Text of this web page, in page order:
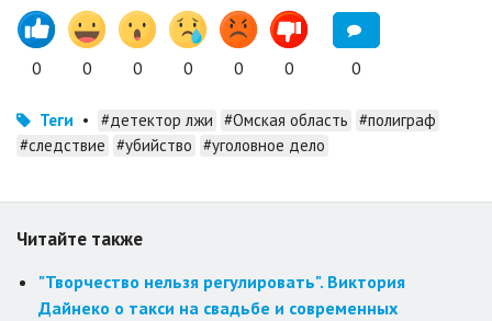
0 0 0 0 0 0 0
Теги • #детектор лжи #Омская область #полиграф
#следствие #убийство #уголовное дело
Читайте также
"Творчество нельзя регулировать". Виктория
Дайнеко о такси на свадьбе и современных